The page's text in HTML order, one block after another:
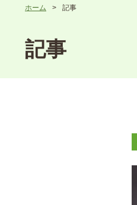
ホーム > 記事
記事